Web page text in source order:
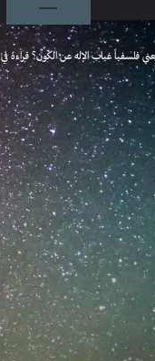
فلسفياً غياب الإله عن الكون؟ قراءة في